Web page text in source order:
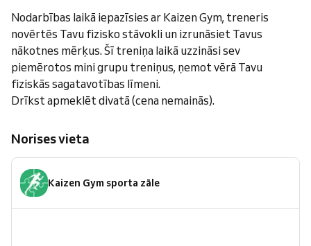
Nodarbības laikā iepazīsies ar Kaizen Gym, treneris
novērtēs Tavu fizisko stāvokli un izrunāsiet Tavus
nākotnes mērķus. Šī treniņa laikā uzzināsi sev
piemērotos mini grupu treniņus, ņemot vērā Tavu
fiziskās sagatavotības līmeni.
Drīkst apmeklēt divatā (cena nemainās).
Norises vieta
Kaizen Gym sporta zāle